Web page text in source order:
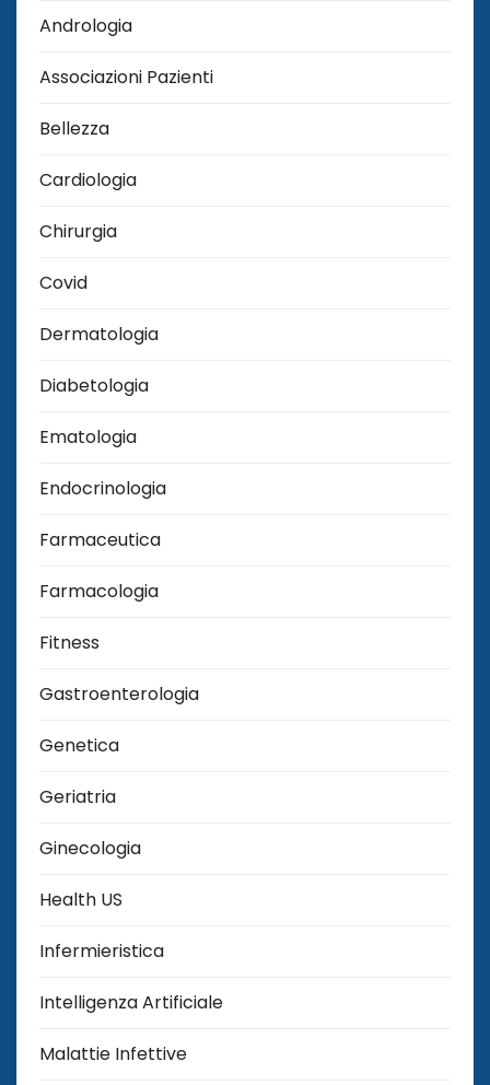
Andrologia
Associazioni Pazienti
Bellezza
Cardiologia
Chirurgia
Covid
Dermatologia
Diabetologia
Ematologia
Endocrinologia
Farmaceutica
Farmacologia
Fitness
Gastroenterologia
Genetica
Geriatria
Ginecologia
Health US
Infermieristica
Intelligenza Artificiale
Malattie Infettive